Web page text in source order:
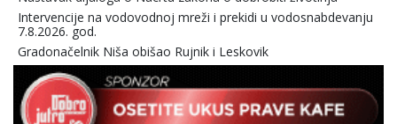
Intervencije na vodovodnoj mreži i prekidi u vodosnabdevanju
7.8.2026. god.
Gradonačelnik Niša obišao Rujnik i Leskovik